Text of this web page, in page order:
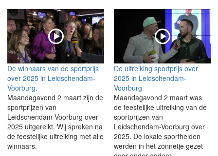
De winnaars van de sportprijs
over 2025 in Leidschendam-
Voorburg.
Maandagavond 2 maart zijn de
sportprijzen van
Leidschendam-Voorburg over
2025 uitgereikt. Wij spreken na
de feestelijke uitreiking met alle
winnaars.
De uitreiking sportprijs over
2025 in Leidschendam-
Voorburg
Maandagavond 2 maart was
de feestelijke uitreiking van de
sportprijzen van
Leidschendam-Voorburg over
2025. De lokale sporthelden
werden in het zonnetje gezet